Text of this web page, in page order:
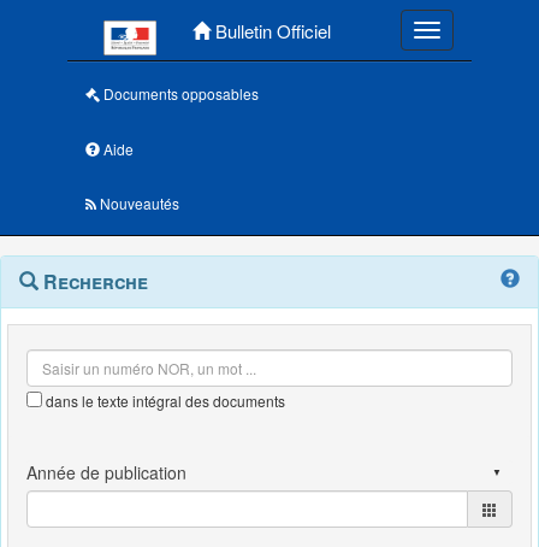
Bulletin Officiel Toggle
Documents opposables
Aide
Nouveautés
Navigation
outils
Menu
contextuel
Recherche
dans le texte intégral des documents